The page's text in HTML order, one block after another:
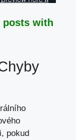
posts with
pokud